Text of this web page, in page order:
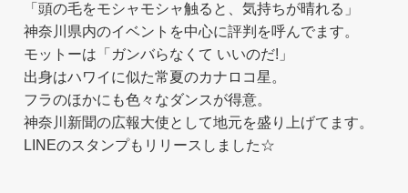
「頭の毛をモシャモシャ触ると、気持ちが晴れる」
神奈川県内のイベントを中心に評判を呼んでます。
モットーは「ガンバらなくて いいのだ!」
出身はハワイに似た常夏のカナロコ星。
フラのほかにも色々なダンスが得意。
神奈川新聞の広報大使として地元を盛り上げてます。
LINEのスタンプもリリースしました☆